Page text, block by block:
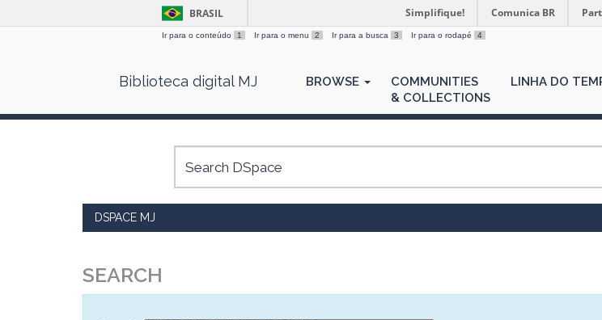
BRASIL Simplifique! Comunica BR
Ir para o conteúdo 1 Ir para o menu 2 Ir para a busca 3 Ir para o rodapé 4
Biblioteca digital MJ BROWSE
COMMUNITIES
& COLLECTIONS
LINHA DO
DSPACE MJ
SEARCH